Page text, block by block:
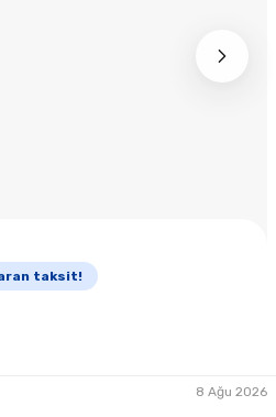
taksit!
8 Ağu 2026